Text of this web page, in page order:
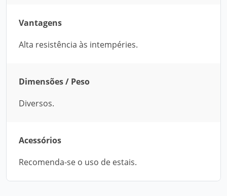
Vantagens
Alta resistência às intempéries.
Dimensões / Peso
Diversos.
Acessórios
Recomenda-se o uso de estais.